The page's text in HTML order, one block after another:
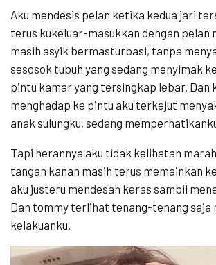
Aku mendesis pelan ketika kedua jari
terus kukeluar-masukkan dengan pelan
masih asyik bermasturbasi, tanpa
sesosok tubuh yang sedang menyimak
pintu kamar yang tersingkap lebar. Dan
menghadap ke pintu aku terkejut
anak sulungku, sedang
Tapi herannya aku tidak kelihatan
tangan kanan masih terus memainkan
aku justeru mendesah keras sambil
Dan tommy terlihat tenang-tenang saja
kelakuanku.